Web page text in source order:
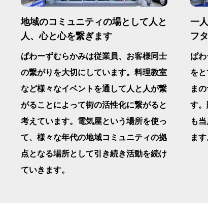
地域のコミュニティの場として人と
人、心と心を繋ぎます
ぱわーずむらかみは従業員、お客様同士
の繋がりを大切にしています。料理教室
など様々なイベントを通して人と人が繋
がることによって街の活性化に繋がると
考えています。電気屋という場所を使っ
て、様々な年代の地域コミュニティの拠
点となる場所として引き続き活動を続け
ていきます。
一
フ
ぱ
を
ま
す
も
ます